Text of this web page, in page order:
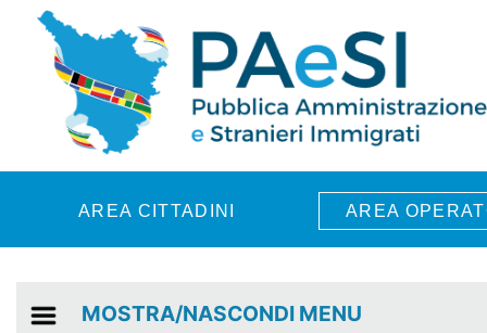
Skip to main content
AREA CITTADINI AREA
MOSTRA/NASCONDI MENU